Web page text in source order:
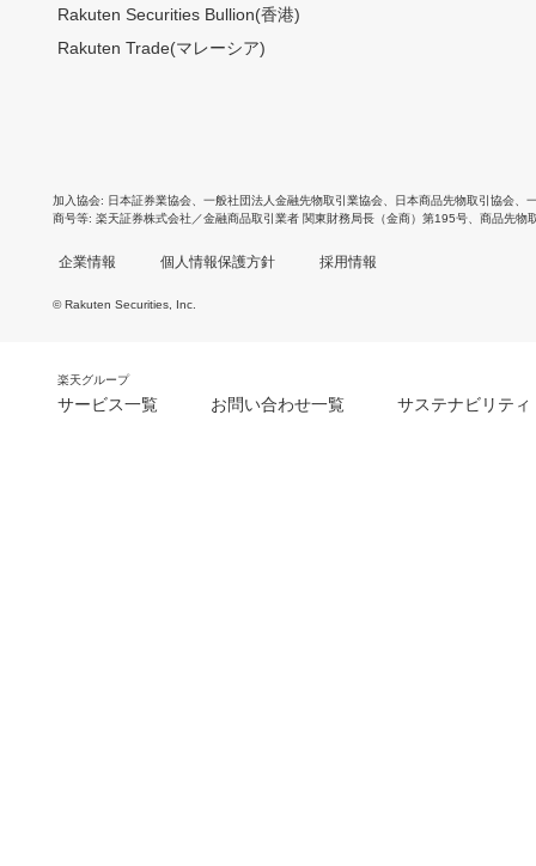
Rakuten Securities Bullion(香港)
Rakuten Trade(マレーシア)
加入協会 日本証券業協会 一般社団法人金融先物取引業協会 日本商品先物取引協会
商号等 楽天証券株式会社／金融商品取引業者 関東財務局長（金商）第195号、商品先物
企業情報 個人情報保護方針 採用情報
© Rakuten Securities, Inc.
楽天グループ
サービス一覧 お問い合わせ一覧 サステナビリティ